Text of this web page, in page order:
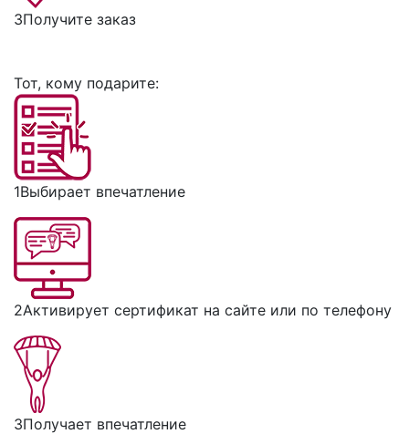
3Получите заказ
Тот, кому подарите:
1Выбирает впечатление
2Активирует сертификат на сайте или по телефону
3Получает впечатление